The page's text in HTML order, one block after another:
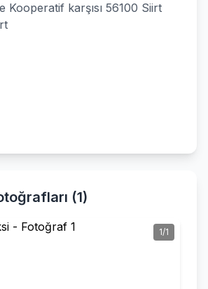
Kooperatif karşısı 56100 Siirt
(1)
1/1